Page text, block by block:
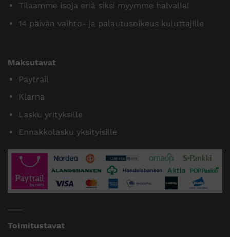
Tilaamme isoja eriä siksi myymme halvalla!
14 päivän vaihto- ja palautusoikeus kuluttajille
Maksutavat
Paytrail
Klarna
Lasku yrityksille
Ennakkolasku yksityisille
Toimitustavat